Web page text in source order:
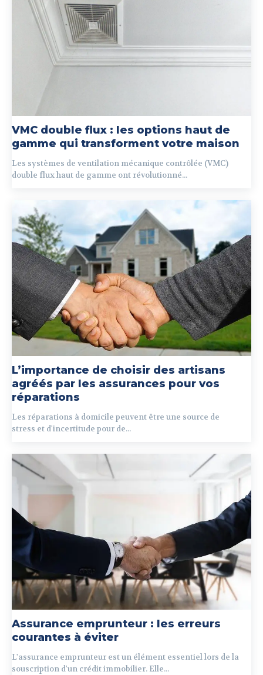
VMC double flux : les options haut de
gamme qui transforment votre maison
Les systèmes de ventilation mécanique contrôlée (VMC)
double flux haut de gamme ont révolutionné...
L’importance de choisir des artisans
agréés par les assurances pour vos
réparations
Les réparations à domicile peuvent être une source de
stress et d'incertitude pour de...
Assurance emprunteur : les erreurs
courantes à éviter
L'assurance emprunteur est un élément essentiel lors de la
souscription d'un crédit immobilier. Elle...